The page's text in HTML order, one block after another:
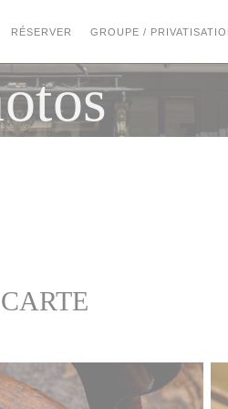
RÉSERVER GROUPE /